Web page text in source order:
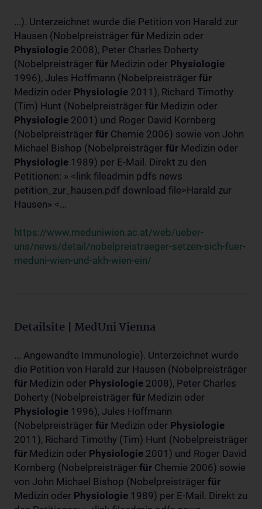
...). Unterzeichnet wurde die Petition von Harald zur
Hausen (Nobelpreisträger für Medizin oder
Physiologie 2008), Peter Charles Doherty
(Nobelpreisträger für Medizin oder Physiologie
1996), Jules Hoffmann (Nobelpreisträger für
Medizin oder Physiologie 2011), Richard Timothy
(Tim) Hunt (Nobelpreisträger für Medizin oder
Physiologie 2001) und Roger David Kornberg
(Nobelpreisträger für Chemie 2006) sowie von John
Michael Bishop (Nobelpreisträger für Medizin oder
Physiologie 1989) per E-Mail. Direkt zu den
Petitionen: » <link fileadmin pdfs news
petition_zur_hausen.pdf download file>Harald zur
Hausen» <...
https://www.meduniwien.ac.at/web/ueber-
uns/news/detail/nobelpreistraeger-setzen-sich-fuer-
meduni-wien-und-akh-wien-ein/
Detailsite | MedUni Vienna
... Angewandte Immunologie). Unterzeichnet wurde
die Petition von Harald zur Hausen (Nobelpreisträger
für Medizin oder Physiologie 2008), Peter Charles
Doherty (Nobelpreisträger für Medizin oder
Physiologie 1996), Jules Hoffmann
(Nobelpreisträger für Medizin oder Physiologie
2011), Richard Timothy (Tim) Hunt (Nobelpreisträger
für Medizin oder Physiologie 2001) und Roger David
Kornberg (Nobelpreisträger für Chemie 2006) sowie
von John Michael Bishop (Nobelpreisträger für
Medizin oder Physiologie 1989) per E-Mail. Direkt zu